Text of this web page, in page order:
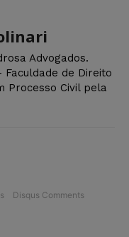
Advogados.
Faculdade de Direito
Processo Civil pela
Disqus Comments